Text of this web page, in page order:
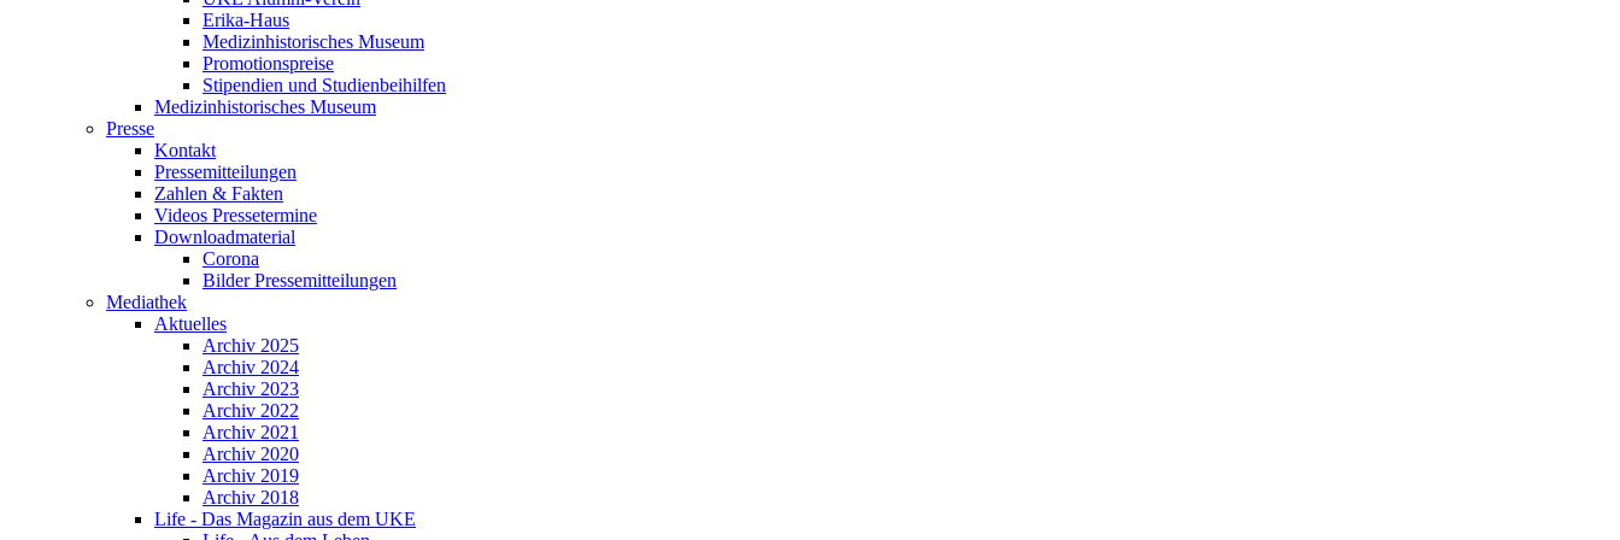
Erika-Haus
Medizinhistorisches Museum
Promotionspreise
Stipendien und Studienbeihilfen
Medizinhistorisches Museum
Presse
Kontakt
Pressemitteilungen
Zahlen & Fakten
Videos Pressetermine
Downloadmaterial
Corona
Bilder Pressemitteilungen
Mediathek
Aktuelles
Archiv 2025
Archiv 2024
Archiv 2023
Archiv 2022
Archiv 2021
Archiv 2020
Archiv 2019
Archiv 2018
Life - Das Magazin aus dem UKE